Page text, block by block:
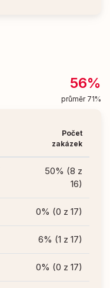
56%
průměr 71%
Počet
zakázek
50% (8 z
16)
0% (0 z 17)
6% (1 z 17)
0% (0 z 17)